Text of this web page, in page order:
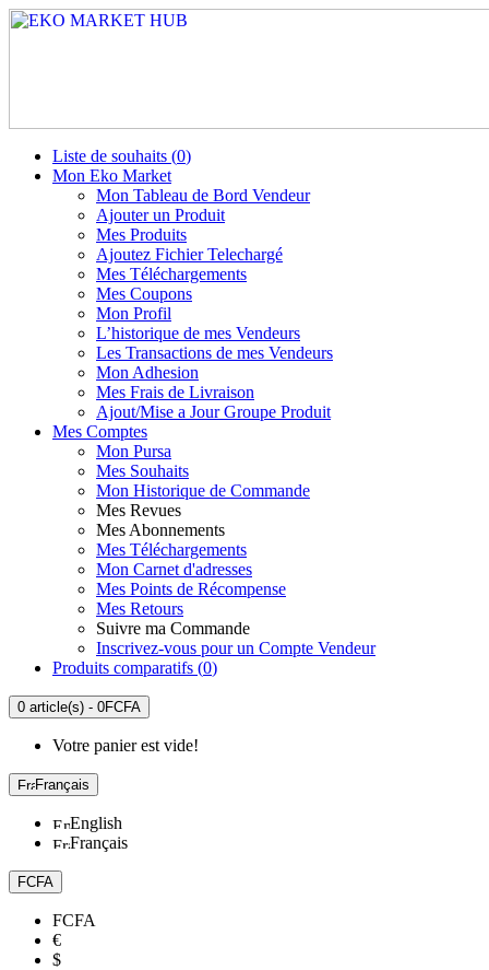
Liste de souhaits (0)
Mon Eko Market
Mon Tableau de Bord Vendeur
Ajouter un Produit
Mes Produits
Ajoutez Fichier Telechargé
Mes Téléchargements
Mes Coupons
Mon Profil
L’historique de mes Vendeurs
Les Transactions de mes Vendeurs
Mon Adhesion
Mes Frais de Livraison
Ajout/Mise a Jour Groupe Produit
Mes Comptes
Mon Pursa
Mes Souhaits
Mon Historique de Commande
Mes Revues
Mes Abonnements
Mes Téléchargements
Mon Carnet d'adresses
Mes Points de Récompense
Mes Retours
Suivre ma Commande
Inscrivez-vous pour un Compte Vendeur
Produits comparatifs (0)
0 article(s) - 0FCFA
Votre panier est vide!
Français
English
Français
FCFA
FCFA
€
$